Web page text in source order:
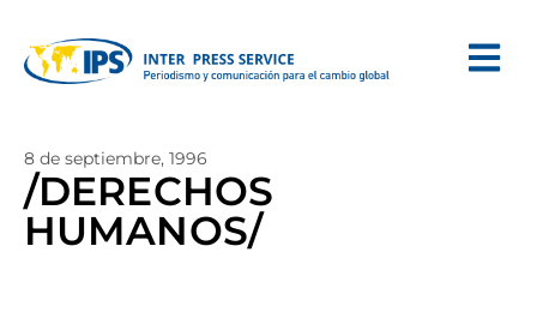
8 de septiembre, 1996
/DERECHOS
HUMANOS/